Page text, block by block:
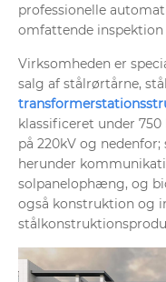
professionelle
omfattende inspektion
Virksomheden er
salg af stålrørtårne,
klassificeret under
på 220kV og
herunder
solpanelophæng, og
også konstruktion og